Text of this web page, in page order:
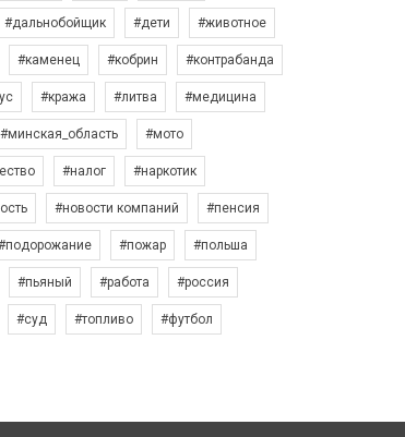
#дальнобойщик #дети #животное
#каменец #кобрин #контрабанда
#кража #литва #медицина
#минская_область #мото
#налог #наркотик
#новости компаний #пенсия
#пожар #польша
#пьяный #работа #россия
#суд #топливо #футбол